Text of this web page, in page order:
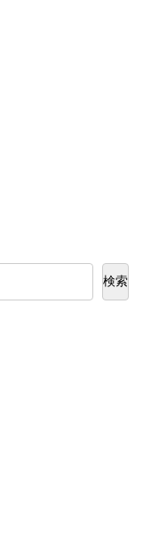
検索